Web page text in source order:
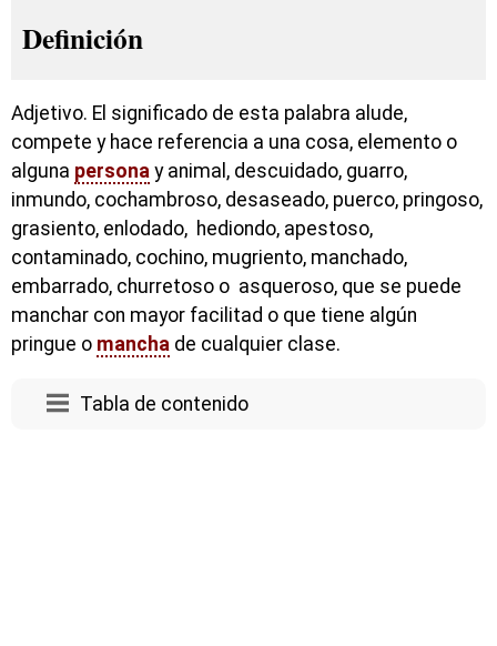
Definición
Adjetivo. El significado de esta palabra alude,
compete y hace referencia a una cosa, elemento o
alguna persona y animal, descuidado, guarro,
inmundo, cochambroso, desaseado, puerco, pringoso,
grasiento, enlodado, hediondo, apestoso,
contaminado, cochino, mugriento, manchado,
embarrado, churretoso o asqueroso, que se puede
manchar con mayor facilitad o que tiene algún
pringue o mancha de cualquier clase.
Tabla de contenido